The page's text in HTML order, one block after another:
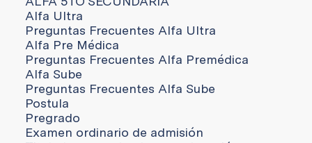
Alfa Ultra
Preguntas Frecuentes Alfa Ultra
Alfa Pre Médica
Preguntas Frecuentes Alfa Premédica
Alfa Sube
Preguntas Frecuentes Alfa Sube
Postula
Pregrado
Examen ordinario de admisión